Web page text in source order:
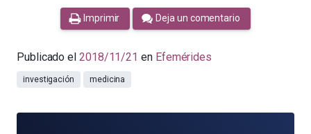
Imprimir Deja un comentario
Publicado el 2018/11/21 en Efemérides
investigación medicina